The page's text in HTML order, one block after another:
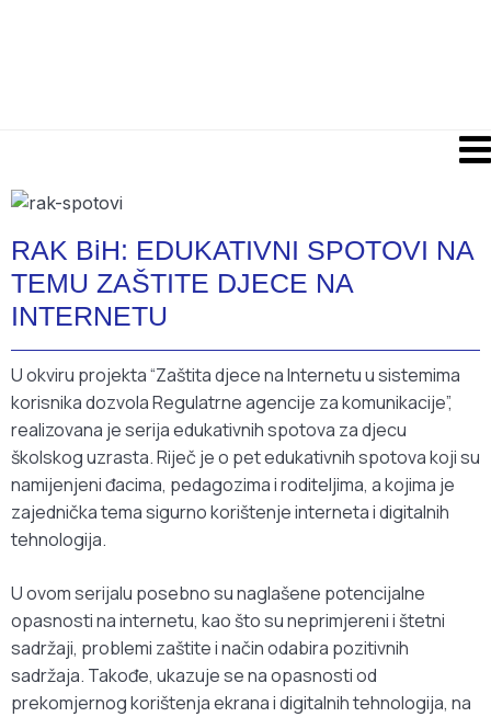
RAK BiH: EDUKATIVNI SPOTOVI NA
TEMU ZAŠTITE DJECE NA
INTERNETU
U okviru projekta “Zaštita djece na Internetu u sistemima
korisnika dozvola Regulatrne agencije za komunikacije”,
realizovana je serija edukativnih spotova za djecu
školskog uzrasta. Riječ je o pet edukativnih spotova koji su
namijenjeni đacima, pedagozima i roditeljima, a kojima je
zajednička tema sigurno korištenje interneta i digitalnih
tehnologija.
U ovom serijalu posebno su naglašene potencijalne
opasnosti na internetu, kao što su neprimjereni i štetni
sadržaji, problemi zaštite i način odabira pozitivnih
sadržaja. Takođe, ukazuje se na opasnosti od
prekomjernog korištenja ekrana i digitalnih tehnologija, na